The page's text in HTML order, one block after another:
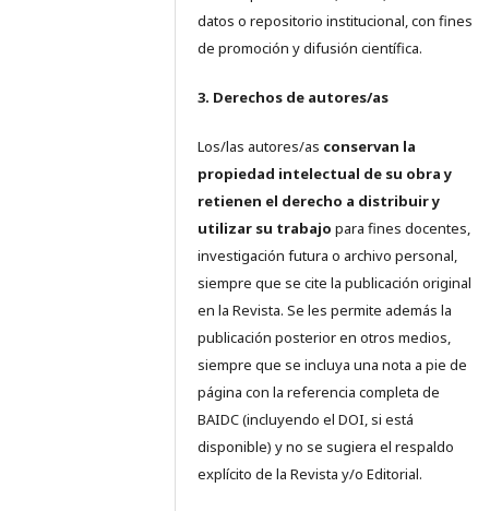
datos o repositorio institucional, con fines
de promoción y difusión científica.
3. Derechos de autores/as
Los/las autores/as conservan la
propiedad intelectual de su obra y
retienen el derecho a distribuir y
utilizar su trabajo para fines docentes,
investigación futura o archivo personal,
siempre que se cite la publicación original
en la Revista. Se les permite además la
publicación posterior en otros medios,
siempre que se incluya una nota a pie de
página con la referencia completa de
BAIDC (incluyendo el DOI, si está
disponible) y no se sugiera el respaldo
explícito de la Revista y/o Editorial.